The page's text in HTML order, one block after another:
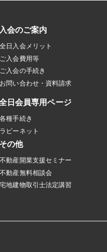
入会のご案内
全日入会メリット
ご入会費用等
ご入会の手続き
お問い合わせ・資料請求
日会員専用ページ
各種手続き
ラビーネット
その他
不動産開業支援セミナー
不動産無料相談会
宅地建物取引士法定講習